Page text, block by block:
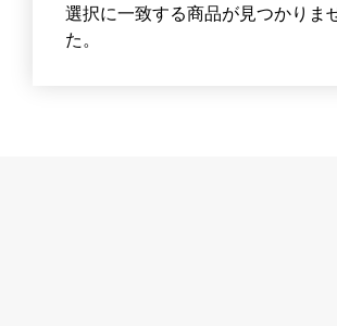
選択に一致する商品が見つかりま
た。